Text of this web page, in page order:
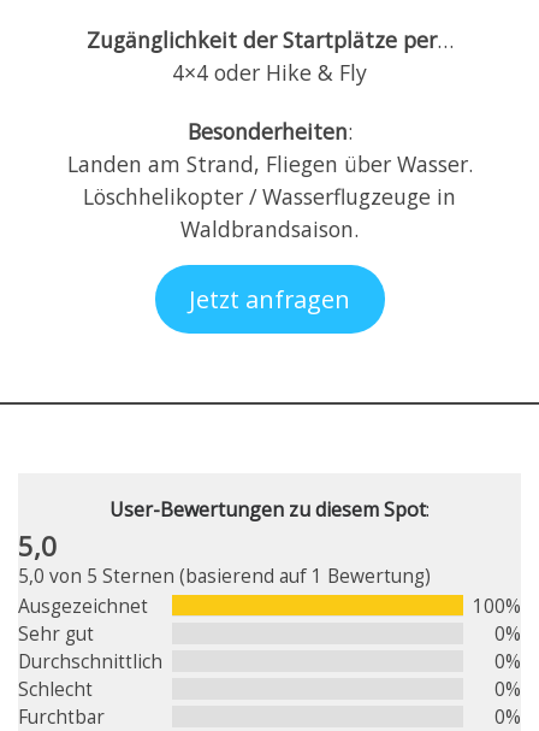
Zugänglichkeit der Startplätze per…
4×4 oder Hike & Fly
Besonderheiten:
Landen am Strand, Fliegen über Wasser.
Löschhelikopter / Wasserflugzeuge in
Waldbrandsaison.
Jetzt anfragen
User-Bewertungen zu diesem Spot:
5,0
5,0 von 5 Sternen (basierend auf 1 Bewertung)
Ausgezeichnet
100%
Sehr gut
0%
Durchschnittlich
0%
Schlecht
0%
Furchtbar
0%